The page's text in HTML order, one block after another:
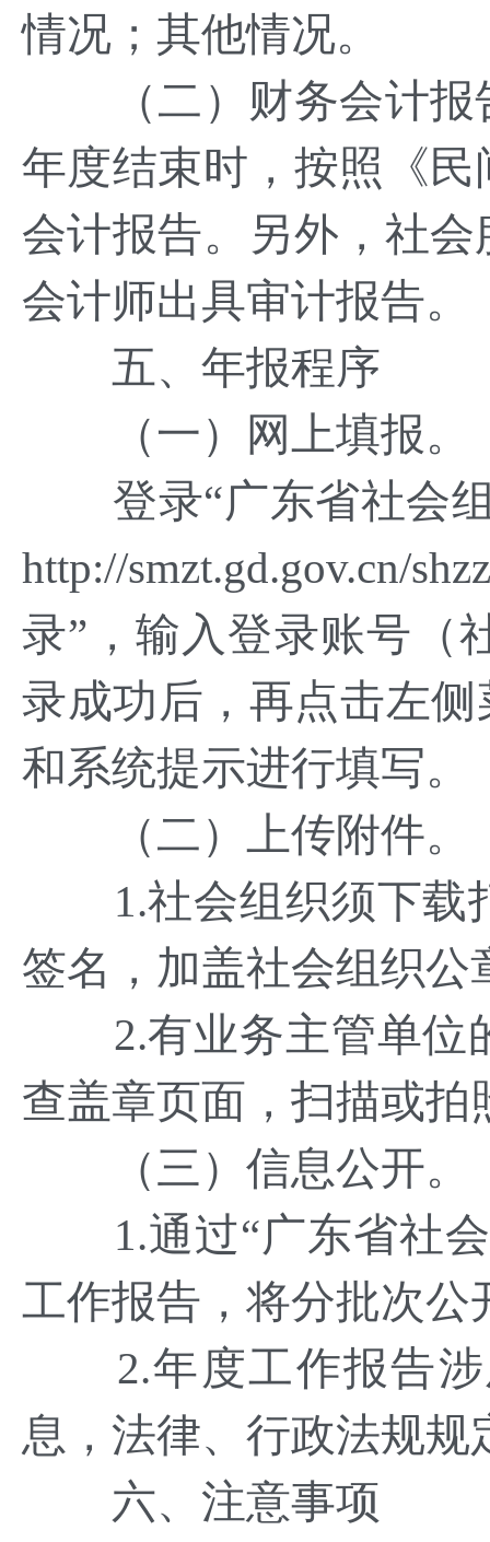
情况；其他情况。
（二）财务会计报
年度结束时，按照《
会计报告。另外，社
会计师出具审计报告。
五、年报程序
（一）网上填报。
登录“广东省社会组
http://smzt.gd.gov.cn/
录”，输入登录账号（
录成功后，再点击左侧
和系统提示进行填写。
（二）上传附件。
1.社会组织须下载
签名，加盖社会组织
2.有业务主管单位
查盖章页面，扫描或拍
（三）信息公开。
1.通过“广东省社会
工作报告，将分批次
2.年度工作报告涉
息，法律、行政法规
六、注意事项